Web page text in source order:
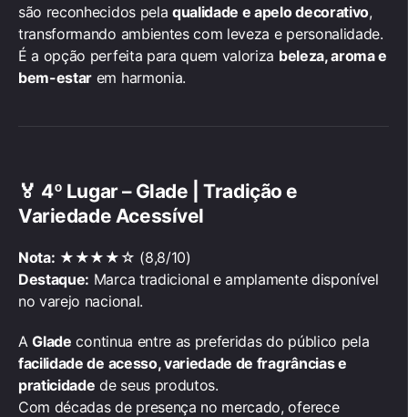
são reconhecidos pela qualidade e apelo decorativo,
transformando ambientes com leveza e personalidade.
É a opção perfeita para quem valoriza beleza, aroma e
bem-estar em harmonia.
🏅 4º Lugar – Glade | Tradição e
Variedade Acessível
Nota: ★★★★☆ (8,8/10)
Destaque: Marca tradicional e amplamente disponível
no varejo nacional.
AGlade continua entre as preferidas do público pela
facilidade de acesso, variedade de fragrâncias e
praticidade de seus produtos.
Com décadas de presença no mercado, oferece